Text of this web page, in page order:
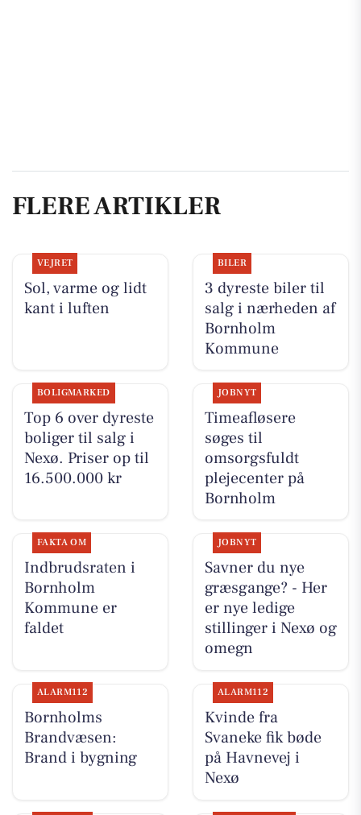
FLERE ARTIKLER
VEJRET
Sol, varme og lidt
kant i luften
BILER
3 dyreste biler til
salg i nærheden af
Bornholm
Kommune
BOLIGMARKED
Top 6 over dyreste
boliger til salg i
Nexø. Priser op til
16.500.000 kr
JOBNYT
Timeafløsere
søges til
omsorgsfuldt
plejecenter på
Bornholm
FAKTA OM
Indbrudsraten i
Bornholm
Kommune er
faldet
JOBNYT
Savner du nye
græsgange? - Her
er nye ledige
stillinger i Nexø og
omegn
ALARM112
Bornholms
Brandvæsen:
Brand i bygning
ALARM112
Kvinde fra
Svaneke fik bøde
på Havnevej i
Nexø